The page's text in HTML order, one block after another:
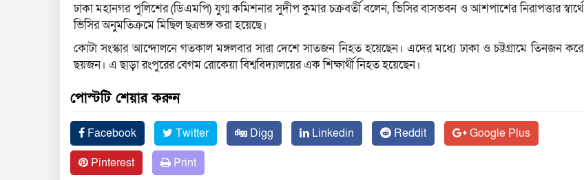
ঢাকা মহানগর পুলিশের (ডিএমপি) যুগ্ম কমিশনার সুদীপ কুমার চক্রবর্তী বলেন, ভিসির বাসভবন ও আশপাশের নিরাপত্তার স্বার্থে
ভিসির অনুমতিক্রমে মিছিল ছত্রভঙ্গ করা হয়েছে।
কোটা সংস্কার আন্দোলনে গতকাল মঙ্গলবার সারা দেশে সাতজন নিহত হয়েছেন। এদের মধ্যে ঢাকা ও চট্টগ্রামে তিনজন করে
ছয়জন। এ ছাড়া রংপুরের বেগম রোকেয়া বিশ্ববিদ্যালয়ের এক শিক্ষার্থী নিহত হয়েছেন।
পোস্টটি শেয়ার করুন
Facebook Twitter Digg Linkedin Reddit
Google Plus
Pinterest
Print